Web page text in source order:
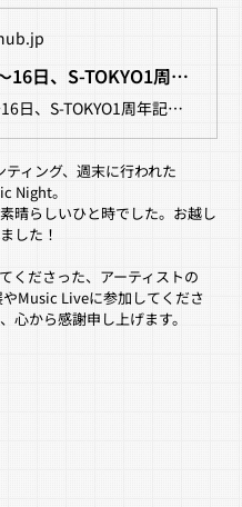
11月11日〜16日、S-TOKYO1周年記念イベントを開催します！s-tokyo-039
11月11日〜16日、S-TOKYO1周年記念イベントを開催します！
ィング、週末に行われた
Night。
晴らしいひと時でした。お越し
した！
くださった、アーティストの
Music Liveに参加してくださ
心から感謝申し上げます。